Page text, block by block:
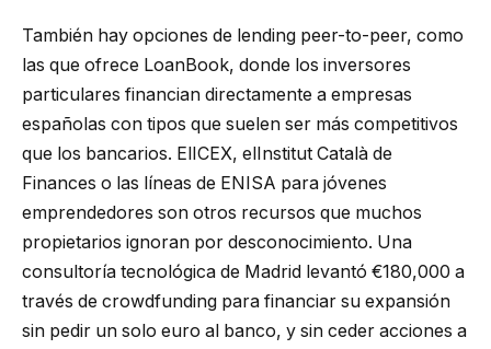
También hay opciones de lending peer-to-peer, como
las que ofrece LoanBook, donde los inversores
particulares financian directamente a empresas
españolas con tipos que suelen ser más competitivos
que los bancarios. ElICEX, elInstitut Català de
Finances o las líneas de ENISA para jóvenes
emprendedores son otros recursos que muchos
propietarios ignoran por desconocimiento. Una
consultoría tecnológica de Madrid levantó €180,000 a
través de crowdfunding para financiar su expansión
sin pedir un solo euro al banco, y sin ceder acciones a